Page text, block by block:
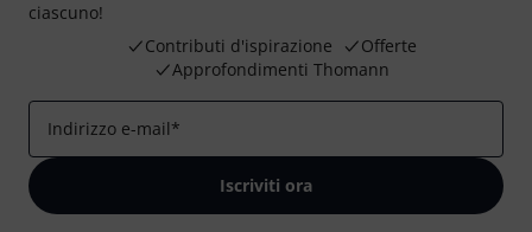
ciascuno!
Contributi d'ispirazione
Offerte
Approfondimenti Thomann
Indirizzo e-mail*
Iscriviti ora